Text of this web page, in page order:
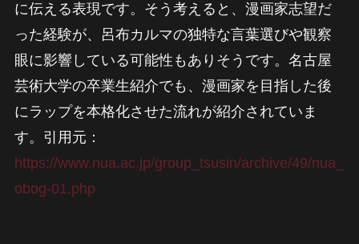
に伝える表現です。そう考えると、漫画家志望だ
った経験が、呂布カルマの独特な言葉選びや観察
眼に影響している可能性もありそうです。名古屋
芸術大学の卒業生紹介でも、漫画家を目指した後
にラップを本格化させた流れが紹介されていま
す。引用元：
https://www.nua.ac.jp/group_tsusin/archive/49/nua_
obog-01.php